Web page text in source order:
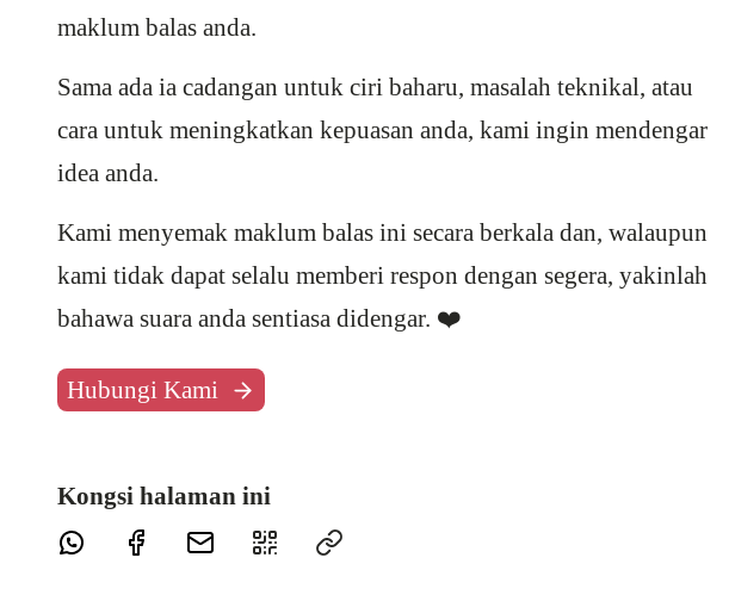
maklum balas anda.
Sama ada ia cadangan untuk ciri baharu, masalah teknikal, atau
cara untuk meningkatkan kepuasan anda, kami ingin mendengar
idea anda.
Kami menyemak maklum balas ini secara berkala dan, walaupun
kami tidak dapat selalu memberi respon dengan segera, yakinlah
bahawa suara anda sentiasa didengar. ❤️
Hubungi Kami
Kongsi halaman ini